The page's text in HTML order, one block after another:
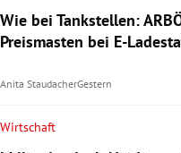
Wie bei Tankstellen:
Preismasten bei E-
Anita StaudacherGestern
Wirtschaft